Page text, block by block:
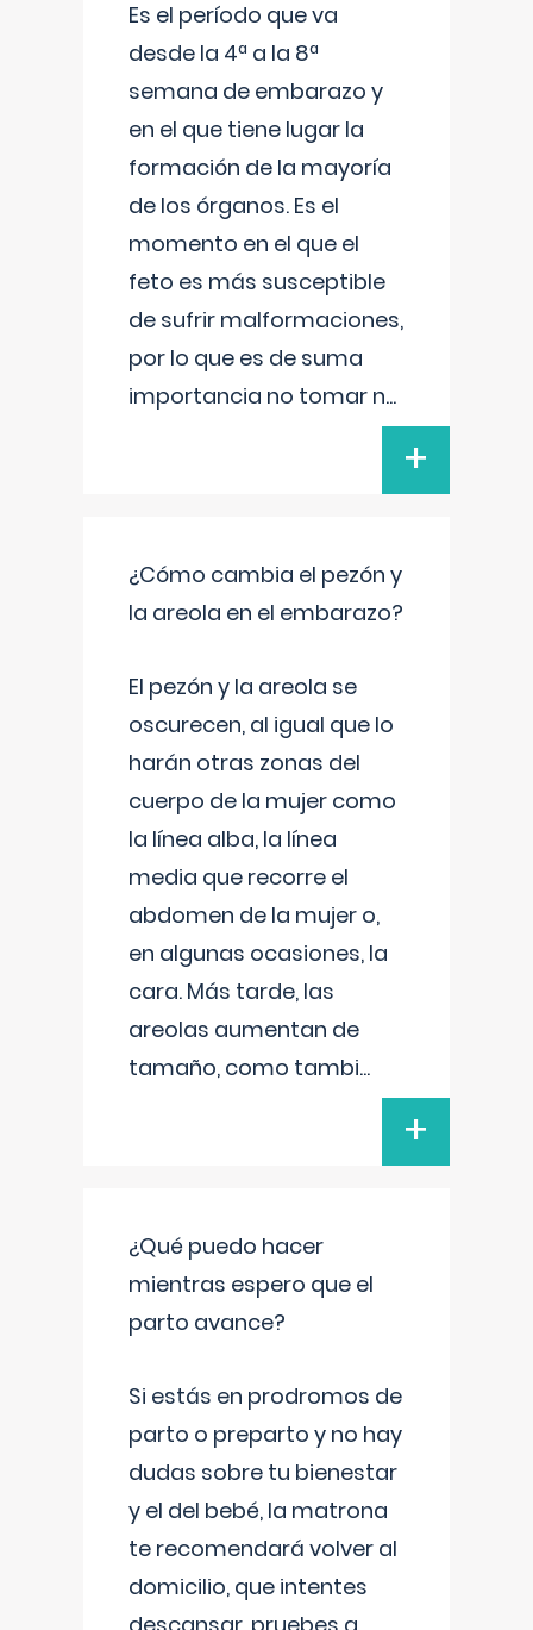
Es el período que va
desde la 4ª a la 8ª
semana de embarazo y
en el que tiene lugar la
formación de la mayoría
de los órganos. Es el
momento en el que el
feto es más susceptible
de sufrir malformaciones,
por lo que es de suma
importancia no tomar n...
+
¿Cómo cambia el pezón y
la areola en el embarazo?
El pezón y la areola se
oscurecen, al igual que lo
harán otras zonas del
cuerpo de la mujer como
la línea alba, la línea
media que recorre el
abdomen de la mujer o,
en algunas ocasiones, la
cara. Más tarde, las
areolas aumentan de
tamaño, como tambi...
+
¿Qué puedo hacer
mientras espero que el
parto avance?
Si estás en prodromos de
parto o preparto y no hay
dudas sobre tu bienestar
y el del bebé, la matrona
te recomendará volver al
domicilio, que intentes